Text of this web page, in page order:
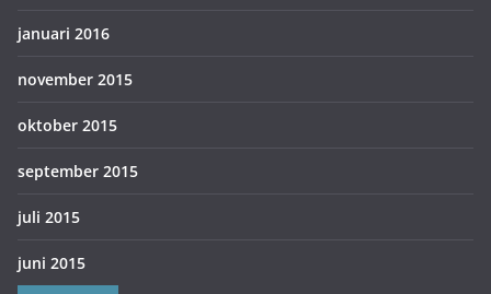
januari 2016
november 2015
oktober 2015
september 2015
juli 2015
juni 2015